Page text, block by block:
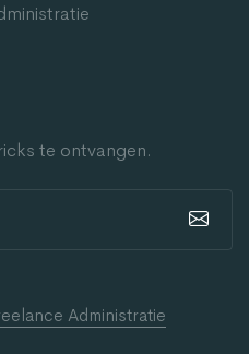
te ontvangen.
Administratie